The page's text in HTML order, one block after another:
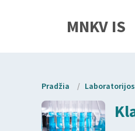
MNKV IS
Pradžia / Laboratorijos